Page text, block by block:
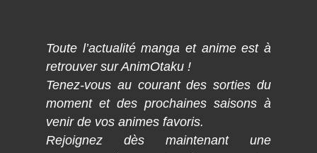
Toute l’actualité manga et anime est à
retrouver sur AnimOtaku !
Tenez-vous au courant des sorties du
moment et des prochaines saisons à
venir de vos animes favoris.
Rejoignez dès maintenant une